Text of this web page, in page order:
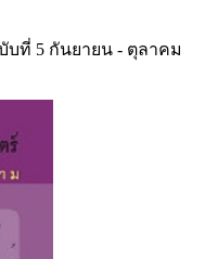
บที่ 5 กันยายน - ตุลาคม